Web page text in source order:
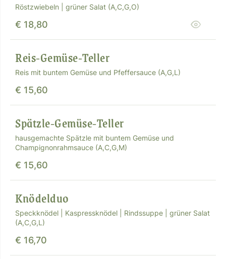
Röstzwiebeln | grüner Salat (A,C,G,O)
€ 18,80
Reis-Gemüse-Teller
Reis mit buntem Gemüse und Pfeffersauce (A,G,L)
€ 15,60
Spätzle-Gemüse-Teller
hausgemachte Spätzle mit buntem Gemüse und
Champignonrahmsauce (A,C,G,M)
€ 15,60
Knödelduo
Speckknödel | Kaspressknödel | Rindssuppe | grüner Salat
(A,C,G,L)
€ 16,70